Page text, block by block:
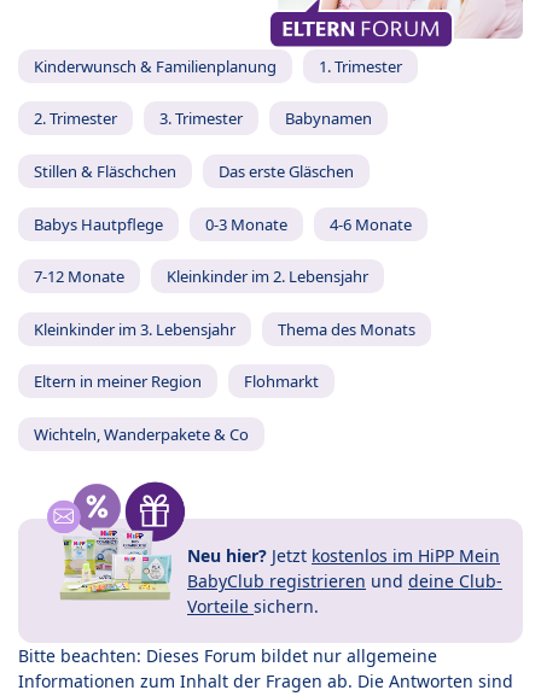
Kinderwunsch & Familienplanung 1. Trimester
2. Trimester 3. Trimester Babynamen
Stillen & Fläschchen Das erste Gläschen
Babys Hautpflege 0-3 Monate 4-6 Monate
7-12 Monate Kleinkinder im 2. Lebensjahr
Kleinkinder im 3. Lebensjahr Thema des Monats
Eltern in meiner Region Flohmarkt
Wichteln, Wanderpakete & Co
Neu hier? Jetzt kostenlos im HiPP Mein
BabyClub registrieren und deine Club-
Vorteile sichern.
Bitte beachten: Dieses Forum bildet nur allgemeine
Informationen zum Inhalt der Fragen ab. Die Antworten sind